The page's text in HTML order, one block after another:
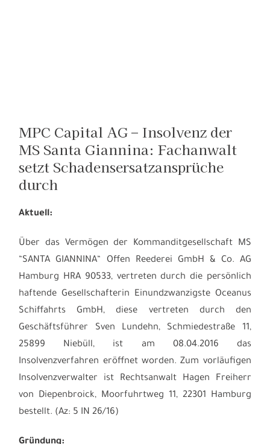
MPC Capital AG – Insolvenz der
MS Santa Giannina: Fachanwalt
setzt Schadensersatzansprüche
durch
Aktuell:
Über das Vermögen der Kommanditgesellschaft MS
“SANTA GIANNINA“ Offen Reederei GmbH & Co. AG
Hamburg HRA 90533, vertreten durch die persönlich
haftende Gesellschafterin Einundzwanzigste Oceanus
Schiffahrts GmbH, diese vertreten durch den
Geschäftsführer Sven Lundehn, Schmiedestraße 11,
25899 Niebüll, ist am 08.04.2016 das
Insolvenzverfahren eröffnet worden. Zum vorläufigen
Insolvenzverwalter ist Rechtsanwalt Hagen Freiherr
von Diepenbroick, Moorfuhrtweg 11, 22301 Hamburg
bestellt. (Az: 5 IN 26/16)
Gründung: